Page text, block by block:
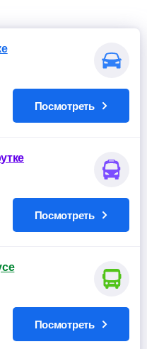
Посмотреть
Посмотреть
Посмотреть